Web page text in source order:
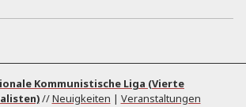
Kommunistische Liga (Vierte
//Neuigkeiten | Veranstaltungen